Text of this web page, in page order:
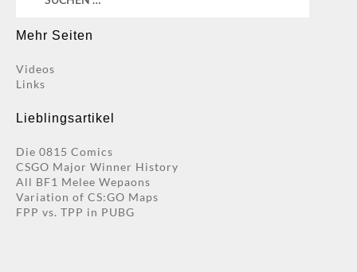
Mehr Seiten
Videos
Links
Lieblingsartikel
Die 0815 Comics
CSGO Major Winner History
All BF1 Melee Wepaons
Variation of CS:GO Maps
FPP vs. TPP in PUBG